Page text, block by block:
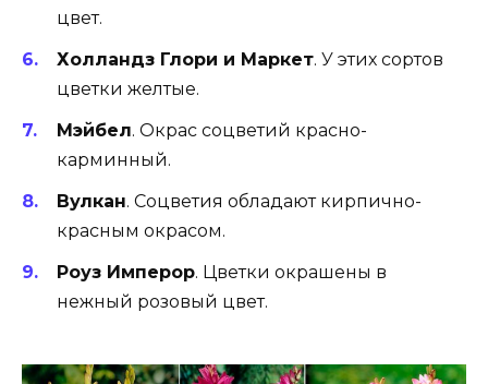
цвет.
Холландз Глори и Маркет. У этих сортов
цветки желтые.
Мэйбел. Окрас соцветий красно-
карминный.
Вулкан. Соцветия обладают кирпично-
красным окрасом.
Роуз Имперор. Цветки окрашены в
нежный розовый цвет.